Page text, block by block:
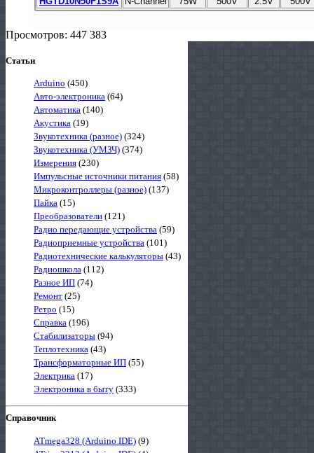
Просмотров: 447 383
Статьи
Arduino (450)
Авто-электроника (64)
Автоматика (140)
Акустика (19)
Звукотехника (разное) (324)
Звукотехника (УМЗЧ) (374)
Измерения (230)
Импульсные источники питания (58)
Микроконтроллеры (разное) (137)
Пайка (15)
Преобразователи (121)
Радио передающие устройства (59)
Радиоприемные устройства (101)
Радиотехнические калькуляторы (43)
Радиошкола (112)
Разное ИП (74)
Ремонт (25)
Ретро (15)
Справка (196)
Стабилизаторы (94)
Теплотехника (43)
Трансформаторные ИП (55)
Электрика (17)
Электроника в быту (333)
Справочник
ATmega328 (Arduino IDE) (9)